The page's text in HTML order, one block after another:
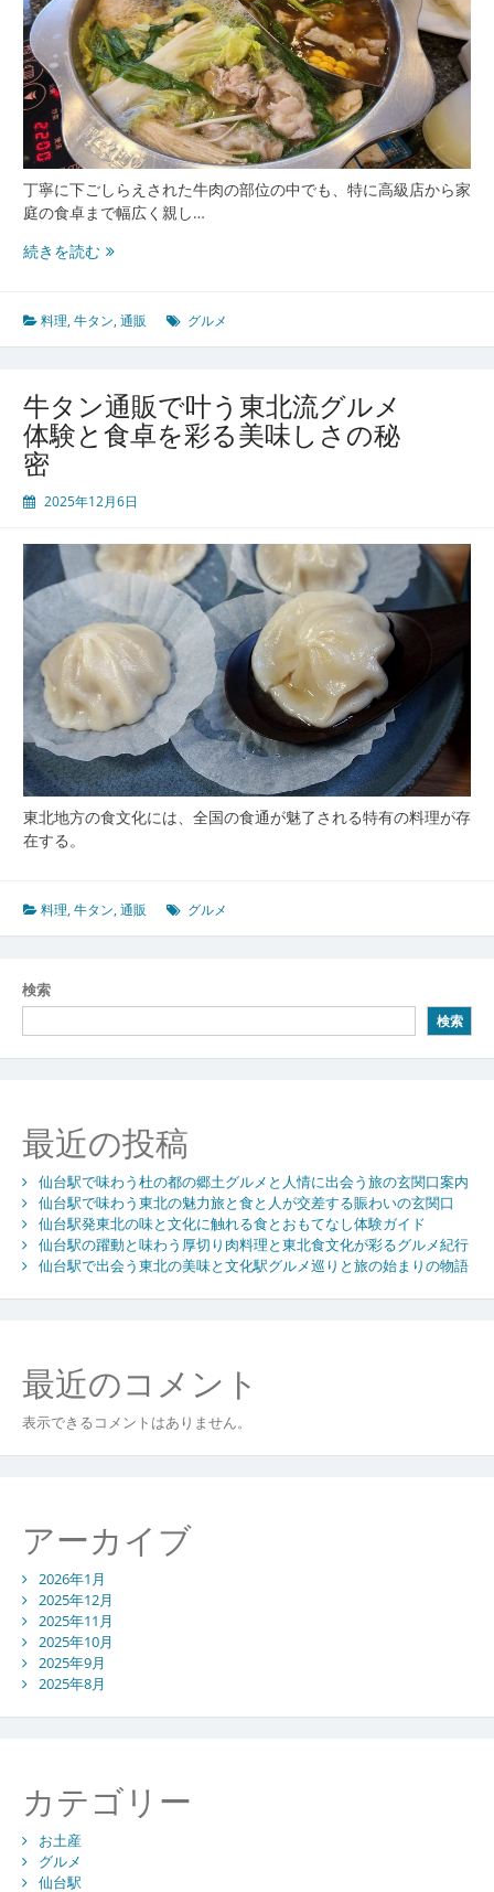
丁寧に下ごしらえされた牛肉の部位の中でも、特に高級店から家
庭の食卓まで幅広く親し…
続きを読む牛
の
魅
と
進
化
と
販
が
げ
る
美
味
し
さ
と
食
文
化
料理,牛タン,通販 グルメ
牛タン通販で叶う東北流グルメ
体験と食卓を彩る美味しさの秘
密
2025年12月6日
東北地方の食文化には、全国の食通が魅了される特有の料理が存
在する。
料理,牛タン,通販 グルメ
検索
検索
最近の投稿
仙台駅で味わう杜の都の郷土グルメと人情に出会う旅の玄関口案内
仙台駅で味わう東北の魅力旅と食と人が交差する賑わいの玄関口
仙台駅発東北の味と文化に触れる食とおもてなし体験ガイド
仙台駅の躍動と味わう厚切り肉料理と東北食文化が彩るグルメ紀行
仙台駅で出会う東北の美味と文化駅グルメ巡りと旅の始まりの物語
最近のコメント
表示できるコメントはありません。
アーカイブ
2026年1月
2025年12月
2025年11月
2025年10月
2025年9月
2025年8月
カテゴリー
お土産
グルメ
仙台駅